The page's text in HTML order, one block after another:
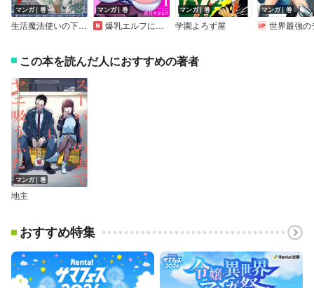
マンガ｜巻
生活魔法使いの下剋上
マンガ｜巻
爆乳エルフに搾り取られて、今日も僕は勇者になれない。【電子単行本】
マンガ｜巻
学園よろず屋
マンガ｜巻
世界最強のデバフ請負人 ～仲間のデバフを肩代わりしていたら、いつの間にか無敵の肉体が完成していました～【デジ
この本を読んだ人におすすめの著者
マンガ｜巻
地主
おすすめ特集